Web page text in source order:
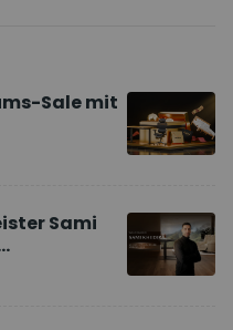
Sale mit
Sami